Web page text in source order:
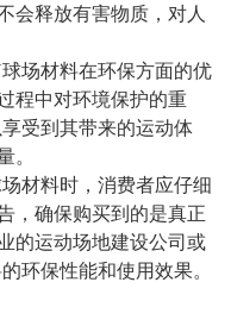
会释放有害物质，对人
场材料在环保方面的优
程中对环境保护的重
受到其带来的运动体
。
材料时，消费者应仔细
，确保购买到的是真正
的运动场地建设公司或
环保性能和使用效果。